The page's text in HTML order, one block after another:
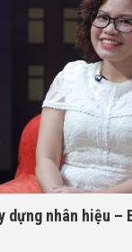
dựng nhân hiệu –